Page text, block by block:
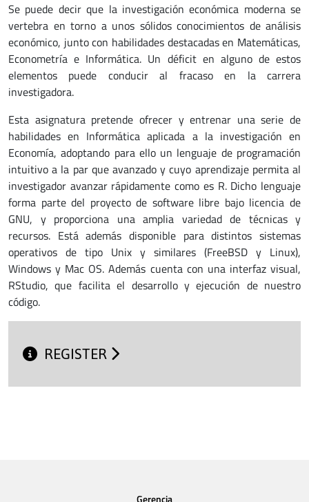
Se puede decir que la investigación económica moderna se
vertebra en torno a unos sólidos conocimientos de análisis
económico, junto con habilidades destacadas en Matemáticas,
Econometría e Informática. Un déficit en alguno de estos
elementos puede conducir al fracaso en la carrera
investigadora.
Esta asignatura pretende ofrecer y entrenar una serie de
habilidades en Informática aplicada a la investigación en
Economía, adoptando para ello un lenguaje de programación
intuitivo a la par que avanzado y cuyo aprendizaje permita al
investigador avanzar rápidamente como es R. Dicho lenguaje
forma parte del proyecto de software libre bajo licencia de
GNU, y proporciona una amplia variedad de técnicas y
recursos. Está además disponible para distintos sistemas
operativos de tipo Unix y similares (FreeBSD y Linux),
Windows y Mac OS. Además cuenta con una interfaz visual,
RStudio, que facilita el desarrollo y ejecución de nuestro
código.
REGISTER